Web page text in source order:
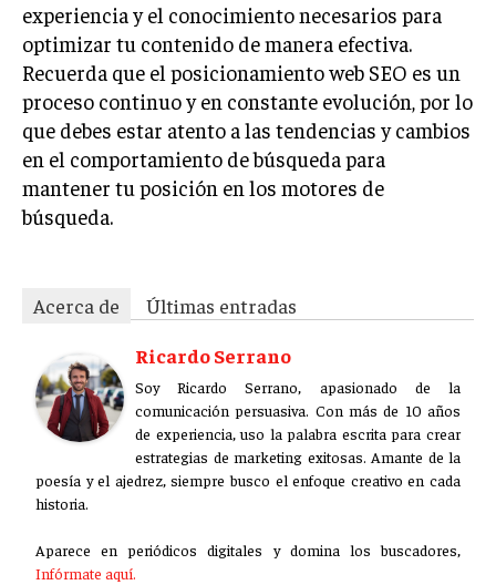
experiencia y el conocimiento necesarios para
optimizar tu contenido de manera efectiva.
Recuerda que el posicionamiento web SEO es un
proceso continuo y en constante evolución, por lo
que debes estar atento a las tendencias y cambios
en el comportamiento de búsqueda para
mantener tu posición en los motores de
búsqueda.
Acerca de
Últimas entradas
Ricardo Serrano
Soy Ricardo Serrano, apasionado de la
comunicación persuasiva. Con más de 10 años
de experiencia, uso la palabra escrita para crear
estrategias de marketing exitosas. Amante de la
poesía y el ajedrez, siempre busco el enfoque creativo en cada
historia.
Aparece en periódicos digitales y domina los buscadores,
Infórmate aquí.